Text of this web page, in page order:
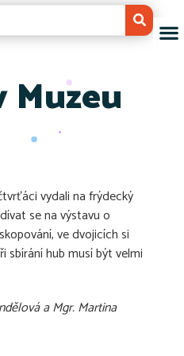
vydali na frýdecký
se na výstavu o
ve dvojicích si
sbírání hub musí být velmi
a Mgr. Martina